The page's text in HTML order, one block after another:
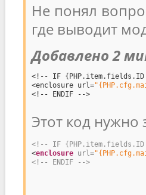
Не понял
где выводит
Добавлено 2
<!-- IF
<enclosure url=
<!-- ENDIF -->
Этот код нужно
<!-- IF
<enclosure url=
<!-- ENDIF -->